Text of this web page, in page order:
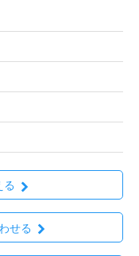
る
せる